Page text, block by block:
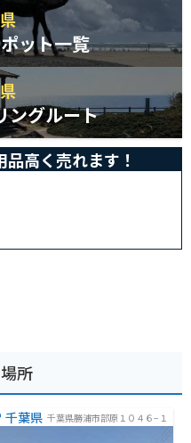
ット一覧
ングルート
高く売れます！
所
千葉県 千葉県勝浦市部原１０４６−１